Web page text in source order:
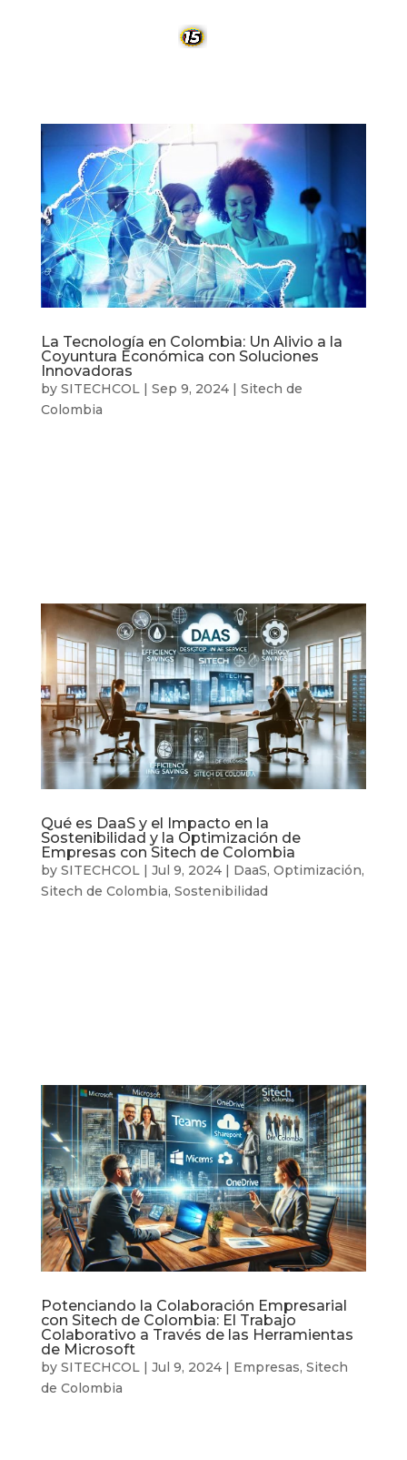
La Tecnología en Colombia: Un Alivio a la
Coyuntura Económica con Soluciones
Innovadoras
by SITECHCOL | Sep 9, 2024| Sitech de
Colombia
Qué es DaaS y el Impacto en la
Sostenibilidad y la Optimización de
Empresas con Sitech de Colombia
by SITECHCOL| Jul 9, 2024| DaaS, Optimización,
Sitech de Colombia, Sostenibilidad
Potenciando la Colaboración Empresarial
con Sitech de Colombia: El Trabajo
Colaborativo a Través de las Herramientas
de Microsoft
by SITECHCOL| Jul 9, 2024| Empresas, Sitech
de Colombia